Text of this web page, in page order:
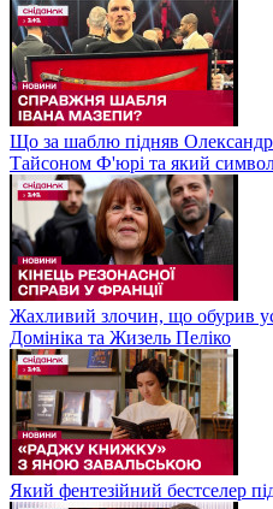
Що за шаблю підняв
Тайсоном Ф'юрі та який
Жахливий злочин, що обурив
Домініка та Жизель Пеліко
Який фентезійний бестселер